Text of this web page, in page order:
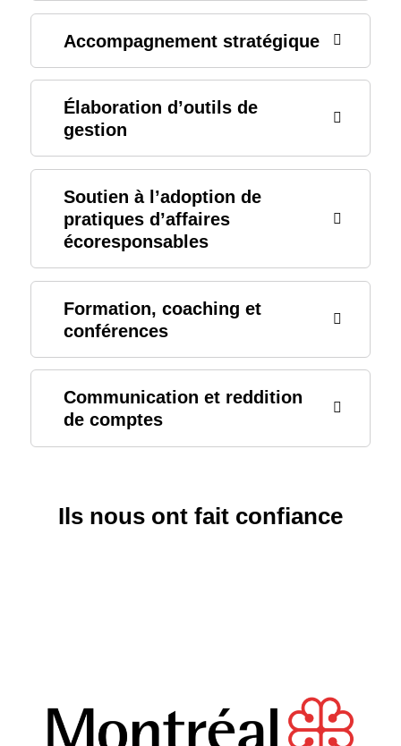
Accompagnement stratégique
Élaboration d’outils de
gestion
Soutien à l’adoption de
pratiques d’affaires
écoresponsables
Formation, coaching et
conférences
Communication et reddition
de comptes
Ils nous ont fait confiance